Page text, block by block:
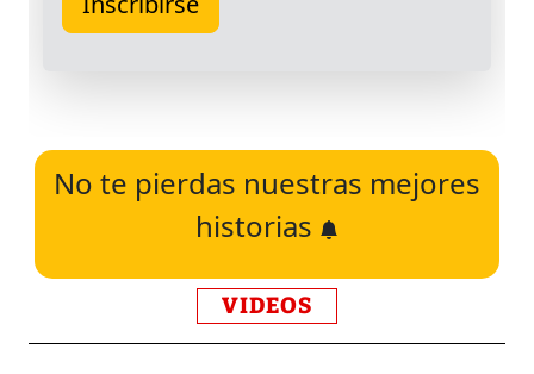
No te pierdas nuestras mejores
historias
VIDEOS